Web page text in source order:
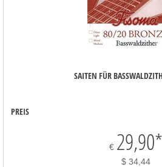
SAITEN FÜR
PREIS
€ 29,90*
$ 34,44